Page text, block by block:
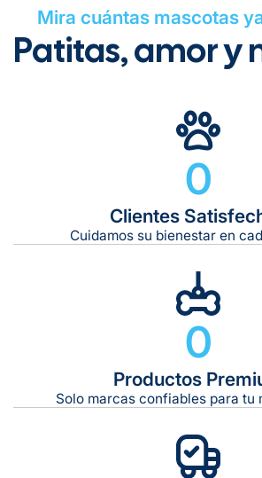
Gratuito en todos los pedidos
Tiempo de entrega estimado: 5 a
Gratis en compras de $599 o
Mira cuántas mascotas
Patitas, amor y
0
Clientes
Cuidamos su bienestar en
0
Productos
Solo marcas confiables para tu